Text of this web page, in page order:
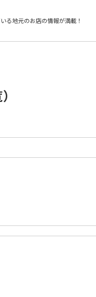
る地元のお店の情報が満載！